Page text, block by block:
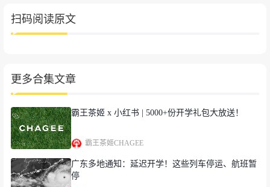
我对文学很感兴趣，喜欢阅读与写作，心仪复旦中文系。
扫码阅读原文
更多合集文章
霸王茶姬 x 小红书 | 5000+份开学礼包大放送！
霸王茶姬CHAGEE
广东多地通知：延迟开学！这些列车停运、航班暂
停